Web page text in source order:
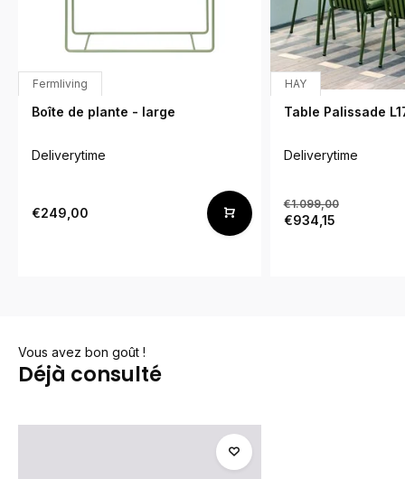
Fermliving
Boîte de plante - large
Deliverytime
€249,00
HAY
Table Palissade
Deliverytime
€1.099,00
€934,15
Vous avez bon goût !
Déjà consulté